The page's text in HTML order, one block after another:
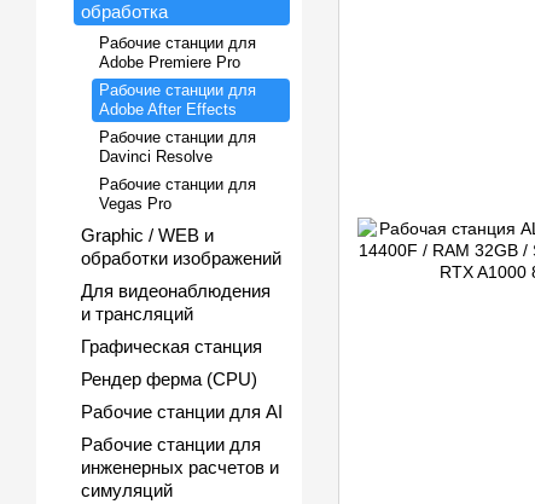
обработка
Рабочие станции для
Adobe Premiere Pro
Рабочие станции для
Adobe After Effects
Рабочие станции для
Davinci Resolve
Рабочие станции для
Vegas Pro
Graphic / WEB и
обработки изображений
Для видеонаблюдения
и трансляций
Графическая станция
Рендер ферма (CPU)
Рабочие станции для AI
Рабочие станции для
инженерных расчетов и
симуляций